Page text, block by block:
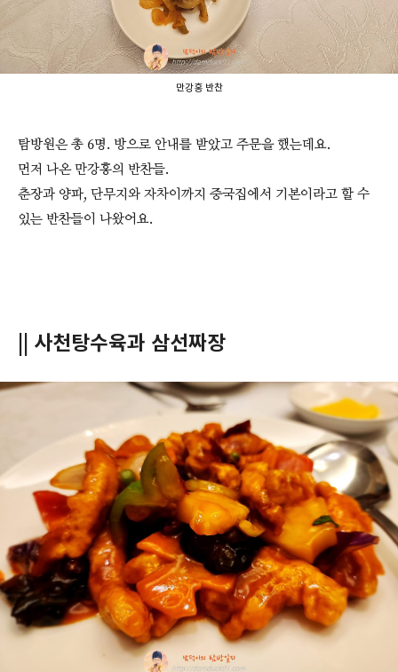
만강홍 반찬
탐방원은 총 6명. 방으로 안내를 받았고 주문을 했는데요.
먼저 나온 만강홍의 반찬들.
춘장과 양파, 단무지와 자차이까지 중국집에서 기본이라고 할 수
있는 반찬들이 나왔어요.
|| 사천탕수육과 삼선짜장